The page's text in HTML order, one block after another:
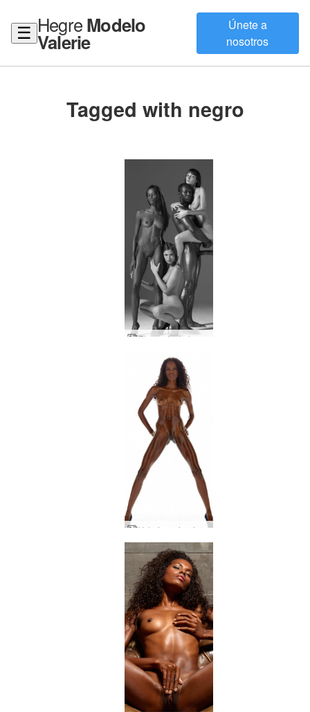
☰ HegreModelo
Valerie
Únete a
nosotros
Tagged with negro
Valerie mejor de desnudos de estudio